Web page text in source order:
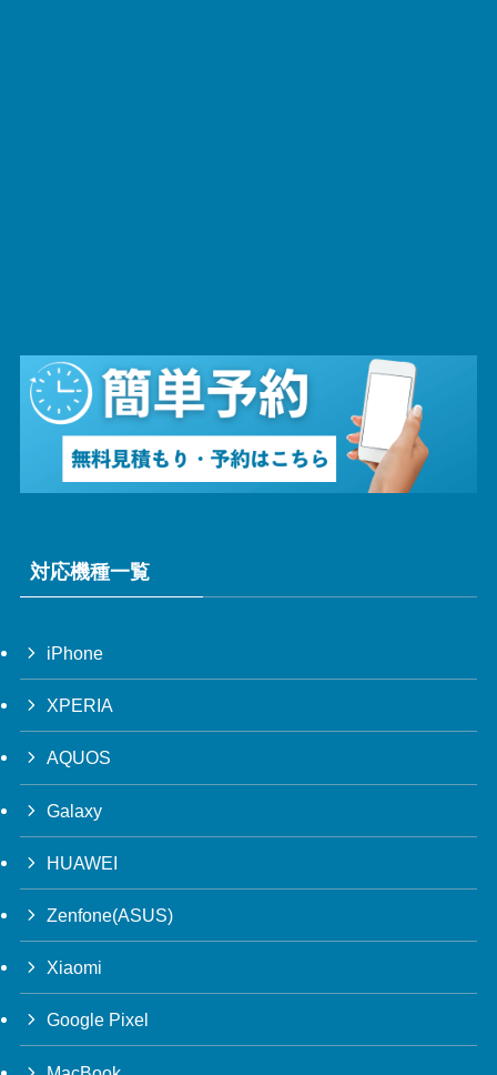
対応機種一覧
iPhone
XPERIA
AQUOS
Galaxy
HUAWEI
Zenfone(ASUS)
Xiaomi
Google Pixel